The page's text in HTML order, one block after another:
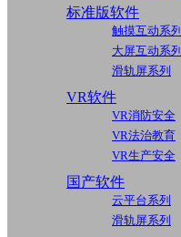
标准版软件
触摸互动系列
大屏互动系列
滑轨屏系列
VR软件
VR消防安全
VR法治教育
VR生产安全
国产软件
云平台系列
滑轨屏系列